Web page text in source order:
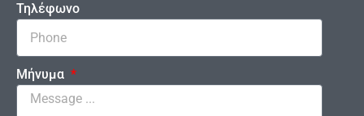
Τηλέφωνο
Μήνυμα